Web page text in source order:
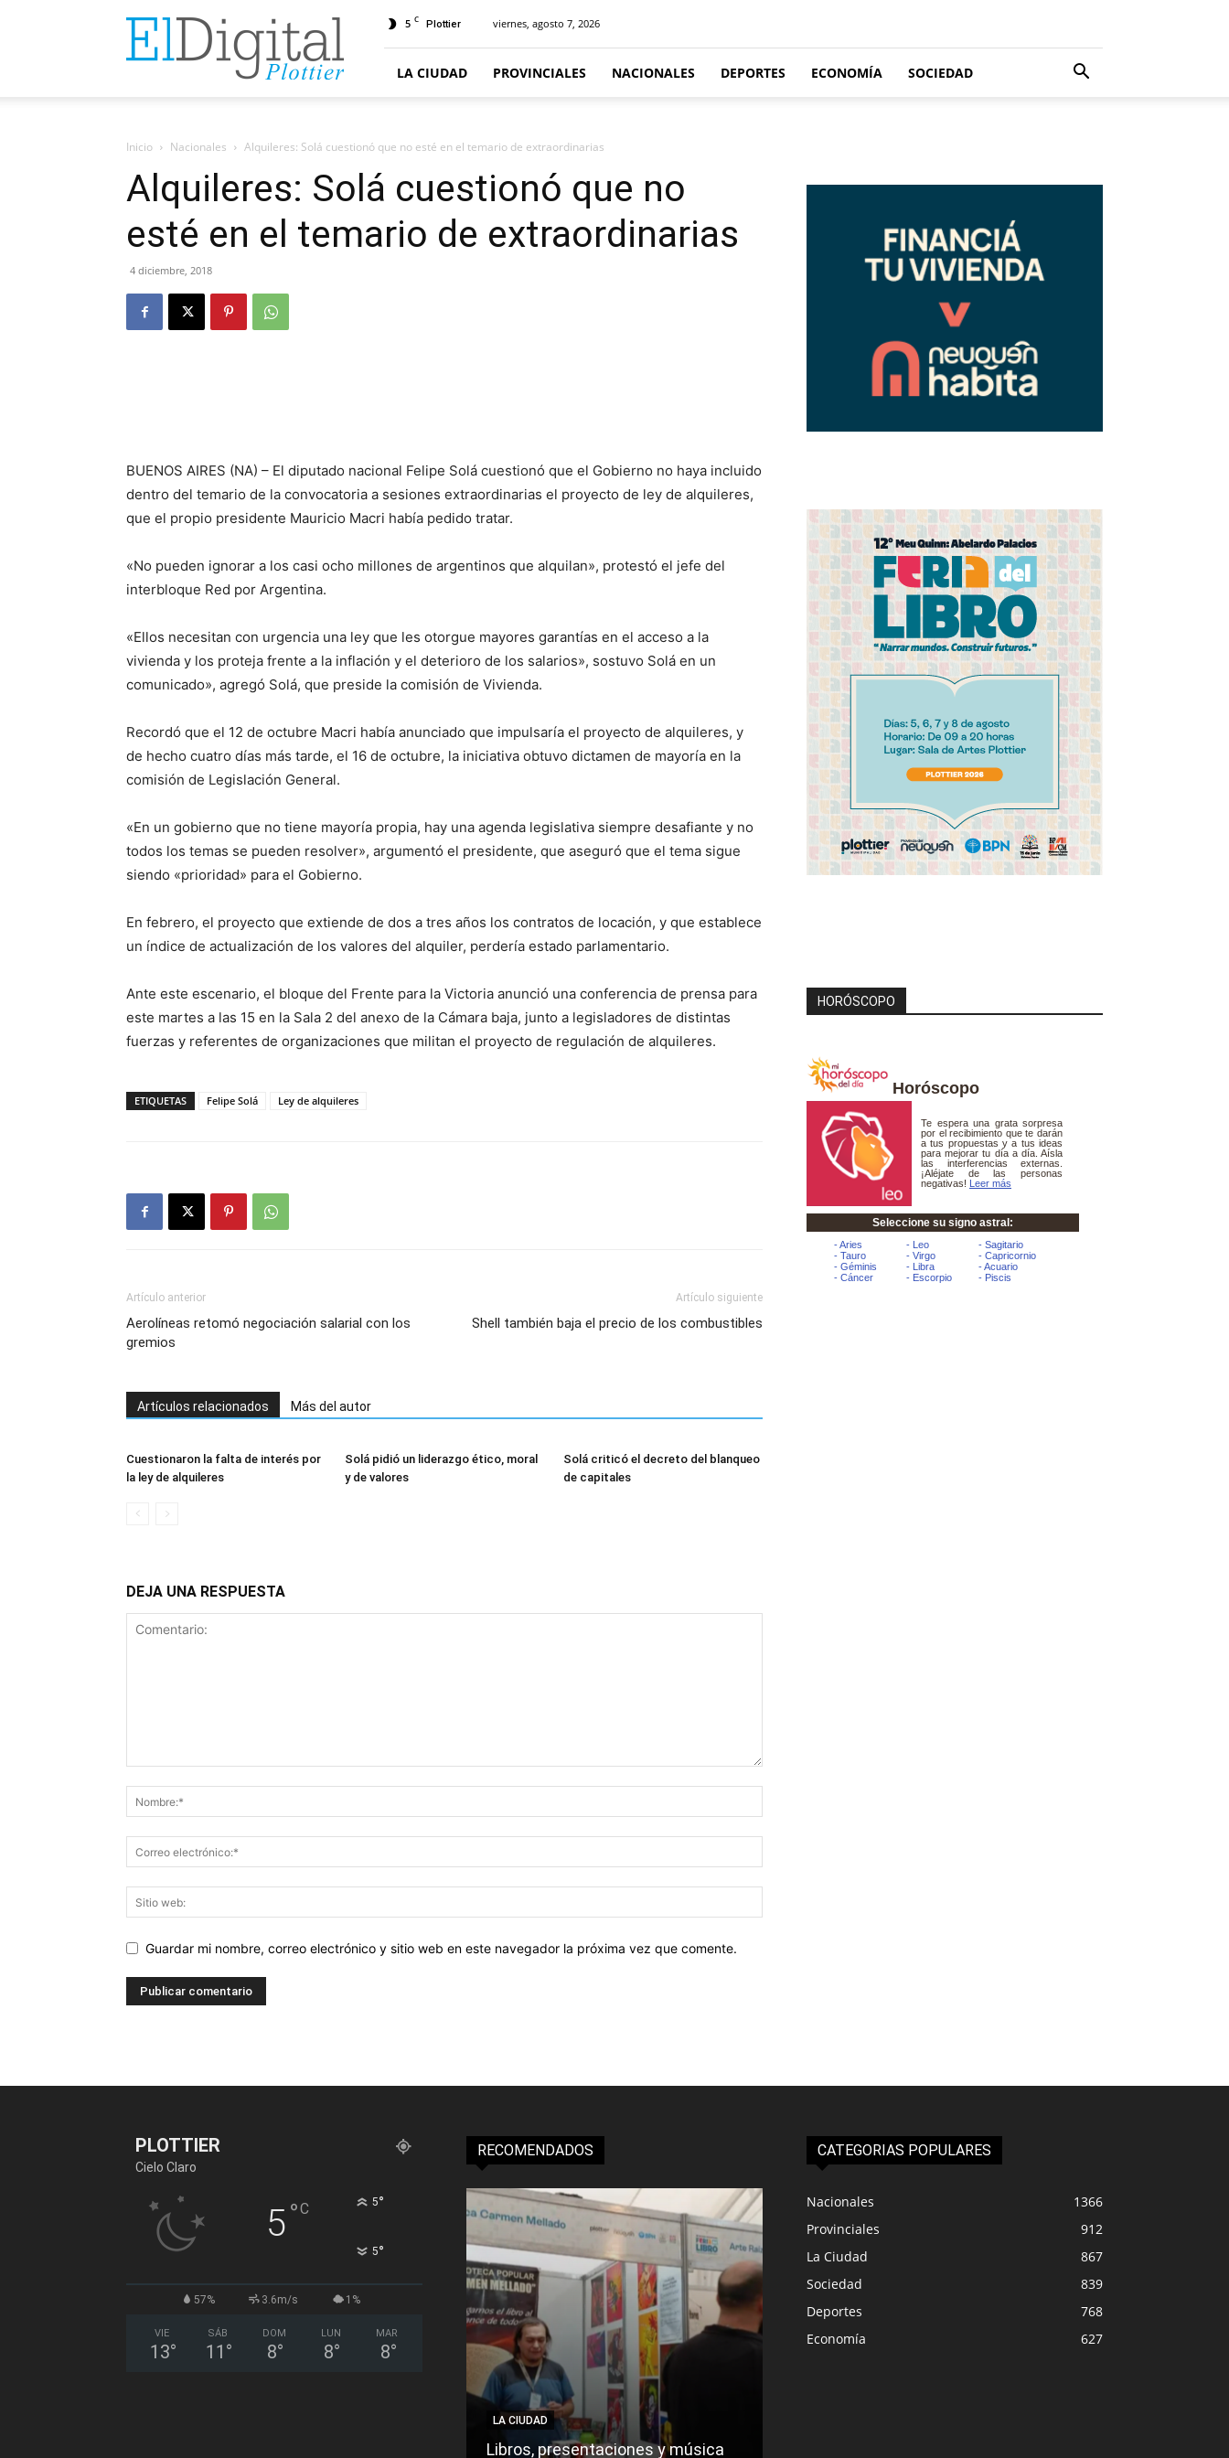
ElDigitalPlottier
5 C Plottier viernes, agosto 7, 2026
LA CIUDAD PROVINCIALES NACIONALES DEPORTES ECONOMÍA SOCIEDAD
Inicio Nacionales Alquileres: Solá cuestionó que no esté en el temario de extraordinarias
Alquileres: Solá cuestionó que no
esté en el temario de extraordinarias
4 diciembre, 2018
BUENOS AIRES (NA) – El diputado nacional Felipe Solá cuestionó que el Gobierno no haya incluido
dentro del temario de la convocatoria a sesiones extraordinarias el proyecto de ley de alquileres,
que el propio presidente Mauricio Macri había pedido tratar.
«No pueden ignorar a los casi ocho millones de argentinos que alquilan», protestó el jefe del
interbloque Red por Argentina.
«Ellos necesitan con urgencia una ley que les otorgue mayores garantías en el acceso a la
vivienda y los proteja frente a la inflación y el deterioro de los salarios», sostuvo Solá en un
comunicado», agregó Solá, que preside la comisión de Vivienda.
Recordó que el 12 de octubre Macri había anunciado que impulsaría el proyecto de alquileres, y
de hecho cuatro días más tarde, el 16 de octubre, la iniciativa obtuvo dictamen de mayoría en la
comisión de Legislación General.
«En un gobierno que no tiene mayoría propia, hay una agenda legislativa siempre desafiante y no
todos los temas se pueden resolver», argumentó el presidente, que aseguró que el tema sigue
siendo «prioridad» para el Gobierno.
En febrero, el proyecto que extiende de dos a tres años los contratos de locación, y que establece
un índice de actualización de los valores del alquiler, perdería estado parlamentario.
Ante este escenario, el bloque del Frente para la Victoria anunció una conferencia de prensa para
este martes a las 15 en la Sala 2 del anexo de la Cámara baja, junto a legisladores de distintas
fuerzas y referentes de organizaciones que militan el proyecto de regulación de alquileres.
ETIQUETAS Felipe Solá Ley de alquileres
Artículo anterior
Aerolíneas retomó negociación salarial con los
gremios
Artículo siguiente
Shell también baja el precio de los combustibles
Artículos relacionados Más del autor
Cuestionaron la falta de interés por
la ley de alquileres
Solá pidió un liderazgo ético, moral
y de valores
Solá criticó el decreto del blanqueo
de capitales
DEJA UNA RESPUESTA
Guardar mi nombre, correo electrónico y sitio web en este navegador la próxima vez que comente.
HORÓSCOPO
Horóscopo
PLOTTIER
Cielo Claro
5°C 5°
5°
57% 3.6m/s 1%
VIE
13°
SÁB
11 °
DOM
8°
LUN
8°
MAR
8°
RECOMENDADOS
LA CIUDAD
Libros, presentaciones y música
CATEGORIAS POPULARES
Nacionales
1366
Provinciales
912
La Ciudad
867
Sociedad
839
Deportes
768
Economía
627